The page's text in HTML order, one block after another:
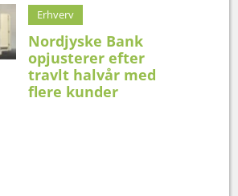
Erhverv
Nordjyske Bank
opjusterer efter
travlt halvår med
flere kunder